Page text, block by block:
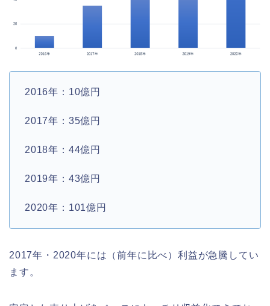
2016年：10億円
2017年：35億円
2018年：44億円
2019年：43億円
2020年：101億円
2017年・2020年には（前年に比べ）利益が急騰してい
ます。